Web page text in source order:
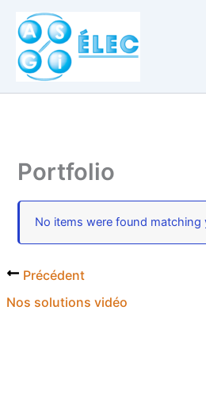
contenu
Portfolio
No items were found matching
Précédent
Nos solutions vidéo